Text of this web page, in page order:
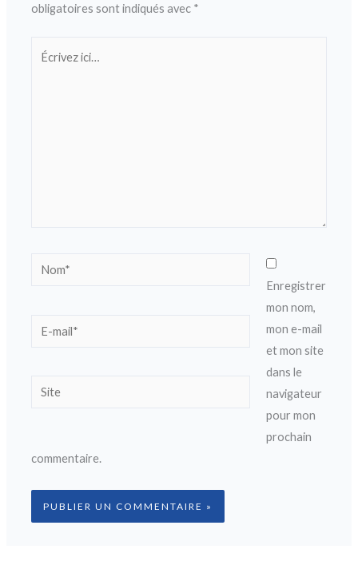
obligatoires sont indiqués avec *
Nom*
E-
Site
Enregistrer
mon nom,
mon e-mail
et mon site
dans le
navigateur
pour mon
prochain
commentaire.